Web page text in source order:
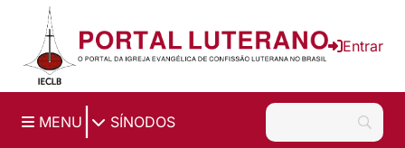
Ir para o conteúdo principal
Entrar
MENU SÍNODOS